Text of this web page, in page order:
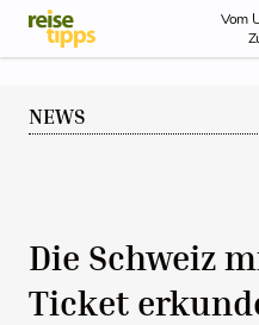
Skip to Content
Vom
NEWS
Die Schweiz
Ticket